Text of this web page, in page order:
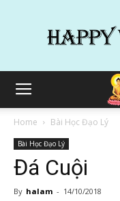
Home Bài Học Đạo Lý
Bài Học Đạo Lý
Đá Cuội
By halam - 14/10/2018